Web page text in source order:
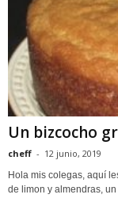
Un bizcocho
cheff - 12 junio, 2019
Hola mis colegas, aquí
de limon y almendras,